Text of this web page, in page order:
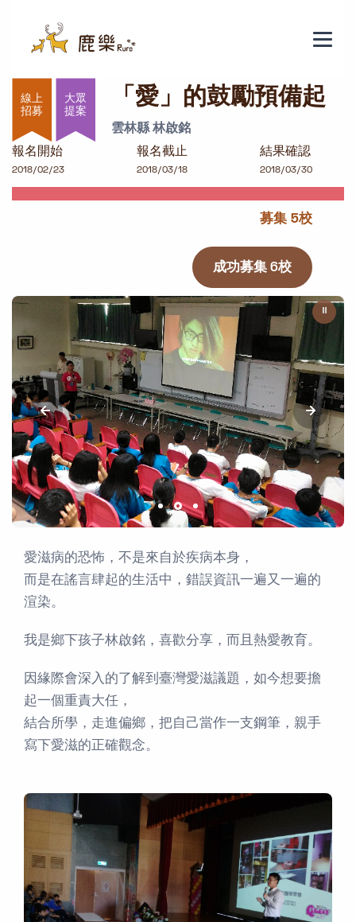
「愛」的鼓勵預備起
大眾
提案
「愛」的鼓勵預備起
雲林縣 林啟銘
報名開始
2018/02/23
報名截止
2018/03/18
結果確認
2018/03/30
募集 5校
成功募集 6校
⏸
愛滋病的恐怖，不是來自於疾病本身，
而是在謠言肆起的生活中，錯誤資訊一遍又一遍的
渲染。
我是鄉下孩子林啟銘，喜歡分享，而且熱愛教育。
因緣際會深入的了解到臺灣愛滋議題，如今想要擔
起一個重責大任，
結合所學，走進偏鄉，把自己當作一支鋼筆，親手
寫下愛滋的正確觀念。